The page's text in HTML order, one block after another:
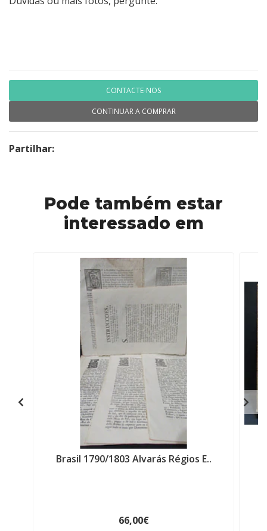
CONTACTE-NOS
CONTINUAR A COMPRAR
Partilhar:
Pode também estar
interessado em
Brasil 1790/1803 Alvarás Régios E..
66,00€